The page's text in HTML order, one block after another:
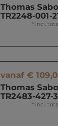
Thomas
TR2248-001-
* incl.
vanaf €
Thomas
TR2483-
* incl.